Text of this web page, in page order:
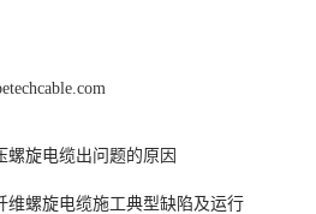
螺旋电缆出问题的原因
维螺旋电缆施工典型缺陷及运行